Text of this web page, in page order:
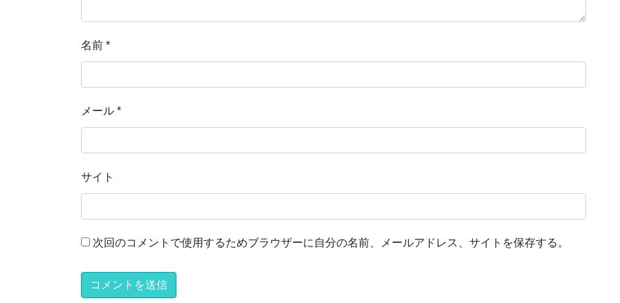
名前 *
メール *
サイト
次回のコメントで使用するためブラウザーに自分の名前、メールアドレス、サイトを保存する。